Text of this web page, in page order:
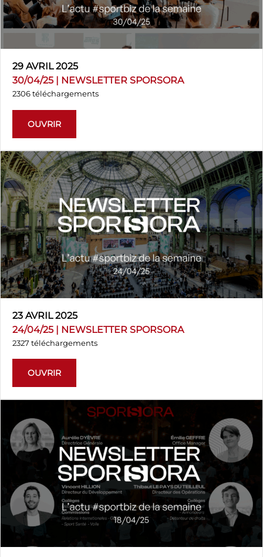
29 AVRIL 2025
30/04/25 | NEWSLETTER SPORSORA
2306 téléchargements
OUVRIR
23 AVRIL 2025
24/04/25 | NEWSLETTER SPORSORA
2327 téléchargements
OUVRIR